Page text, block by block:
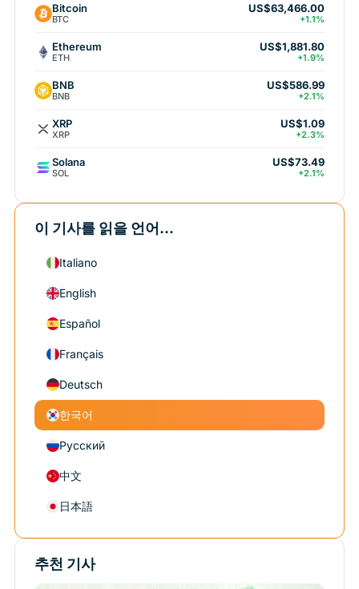
Bitcoin
BTC
US$63,466.00
+1.1%
Ethereum
ETH
US$1,881.80
+1.9%
BNB
BNB
US$586.99
+2.1%
XRP
XRP
US$1.09
+2.3%
Solana
SOL
US$73.49
+2.1%
이 기사를 읽을 언어...
Italiano
English
Español
Français
Deutsch
한국어
Русский
中文
日本語
추천 기사